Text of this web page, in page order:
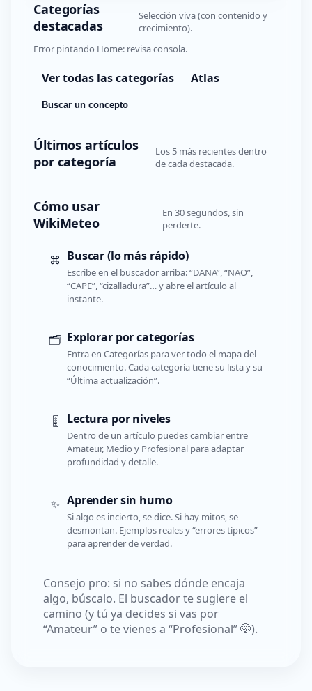
Categorías
destacadas
Selección viva (con contenido y
crecimiento).
Error pintando Home: revisa consola.
Ver todas las categorías Atlas
Buscar un concepto
Últimos artículos
por categoría
Los 5 más recientes dentro
de cada destacada.
Cómo usar
WikiMeteo
En 30 segundos, sin
perderte.
⌘ Buscar (lo más rápido)
Escribe en el buscador arriba: “DANA”, “NAO”,
“CAPE”, “cizalladura”… y abre el artículo al
instante.
🗂️ Explorar por categorías
Entra en Categorías para ver todo el mapa del
conocimiento. Cada categoría tiene su lista y su
“Última actualización”.
🎚️ Lectura por niveles
Dentro de un artículo puedes cambiar entre
Amateur, Medio y Profesional para adaptar
profundidad y detalle.
✨ Aprender sin humo
Si algo es incierto, se dice. Si hay mitos, se
desmontan. Ejemplos reales y “errores típicos”
para aprender de verdad.
Consejo pro: si no sabes dónde encaja
algo, búscalo. El buscador te sugiere el
camino (y tú ya decides si vas por
“Amateur” o te vienes a “Profesional” 🤭).